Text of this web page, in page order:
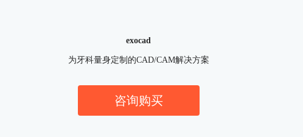
exocad
为牙科量身定制的CAD/CAM解决方案
咨询购买